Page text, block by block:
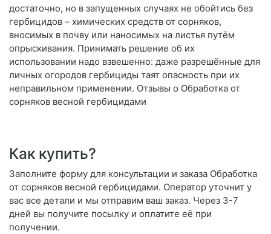
достаточно, но в запущенных случаях не обойтись без
гербицидов – химических средств от сорняков,
вносимых в почву или наносимых на листья путём
опрыскивания. Принимать решение об их
использовании надо взвешенно: даже разрешённые для
личных огородов гербициды таят опасность при их
неправильном применении. Отзывы о Обработка от
сорняков весной гербицидами
Как купить?
Заполните форму для консультации и заказа Обработка
от сорняков весной гербицидами. Оператор уточнит у
вас все детали и мы отправим ваш заказ. Через 3-7
дней вы получите посылку и оплатите её при
получении.